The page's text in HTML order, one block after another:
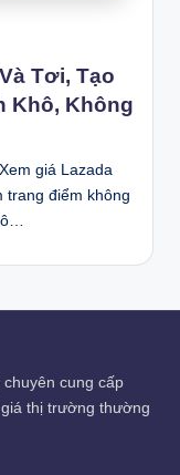
Tơi, Tạo
Khô, Không
giá Lazada
trang điểm không
chuyên cung cấp
thị trường thường